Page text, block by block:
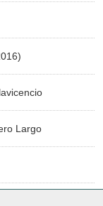
Largo